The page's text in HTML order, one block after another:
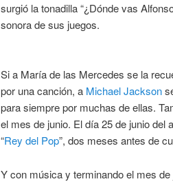
surgió la tonadilla “¿Dónde vas
sonora de sus juegos.
Si a María de las Mercedes se la
por una canción, a Michael Jackson
para siempre por muchas de ellas.
el mes de junio. El día 25 de junio del
“Rey del Pop”, dos meses antes de
Y con música y terminando el mes